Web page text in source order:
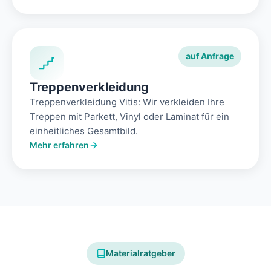
auf Anfrage
Treppenverkleidung
Treppenverkleidung Vitis: Wir verkleiden Ihre
Treppen mit Parkett, Vinyl oder Laminat für ein
einheitliches Gesamtbild.
Mehr erfahren
Materialratgeber